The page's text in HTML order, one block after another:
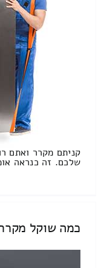
קניתם מקרר ואתם
שלכם. זה כנראה
כמה שוקל